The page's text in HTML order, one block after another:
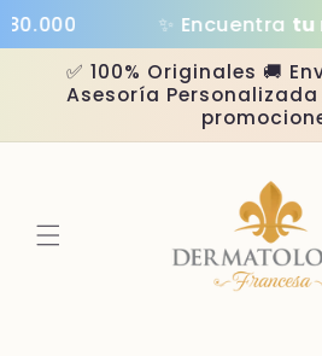
✨ Encuentratu
directamente
al contenido
✅ 100% Originales 🚚
Asesoría Personalizada